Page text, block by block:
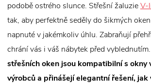
podobě ostrého slunce. Střešní žaluzieV-
tak, aby perfektně seděly do šikmých
napnuté v jakémkoliv úhlu. Zabraňují
chrání vás i váš nábytek před vyblednutím.
střešních oken jsou kompatibilní s okny
výrobců a přinášejí elegantní řešení,